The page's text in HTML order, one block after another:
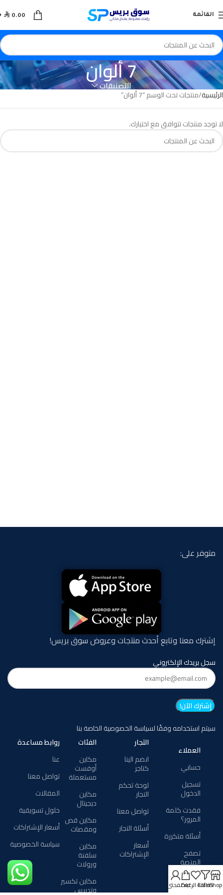
القائمة  0.00
7 ألوانالتصنيفات
الرئيسية منتجات تحت الوسم “7 ألوان”
لا توجد منتجات تتوافق مع اختيارك.
متوفر على:
إشترك معنا وتابع أحدث منتجات وعروض سوق بريس!
سجل بريدك الإلكتروني
سيتم استخدامه وفقًا لسياسة الخصوصية الخاصة بنا
العملاء
حسابي
تسجيل
الدخول
فقدت كلمة
المرور؟
أسئلة متكررة
تصفح
المنصة
خدمات
المطابع
التجار
انضم الينا
كتاجر
لوحة تحكم
التجار
تواصل معنا
أسئلة التجار
أسعار
الإشتراكات
الفئات
مكاين
أوفست
مستعملة
مكاين
ديجيتال
مكاين قص
ومقصات
مكاين
سلفنة
ورولات
مكاين تكسير
وتدبيس
روابط مساعدة
عنا
تواصل معنا
المقالات
حلول تسويقية
أسعار الإشتراكات
سياسة الخصوصية
Shop
Filters
قائمة الرغبات
Cartصفحتي